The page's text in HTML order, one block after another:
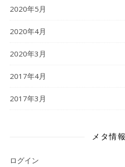
2020年5月
2020年4月
2020年3月
2017年4月
2017年3月
メタ情報
ログイン